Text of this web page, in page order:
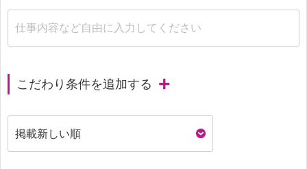
こだわり条件を追加する